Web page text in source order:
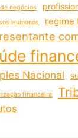
negócios
Humanos
Nacional
financeira